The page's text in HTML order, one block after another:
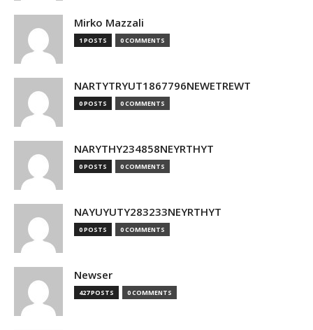
Mirko Mazzali
1 POSTS 0 COMMENTS
NARTYTRYUT1867796NEWETREWT
0 POSTS 0 COMMENTS
NARYTHY234858NEYRTHYT
0 POSTS 0 COMMENTS
NAYUYUTY283233NEYRTHYT
0 POSTS 0 COMMENTS
Newser
427 POSTS 0 COMMENTS